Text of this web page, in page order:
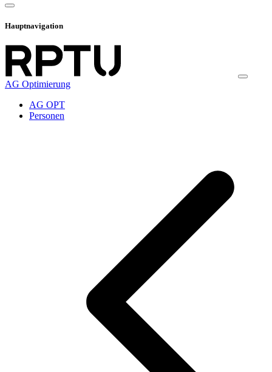
Hauptnavigation
AG Optimierung
AG OPT
Personen